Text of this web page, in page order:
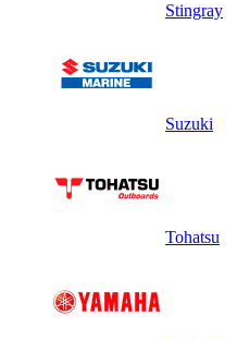
Stingray
Suzuki
Tohatsu